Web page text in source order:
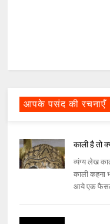
आपके पसंद की रचनाएँ
काली है तो
व्यंग्य लेख
काली कहना
आये एक